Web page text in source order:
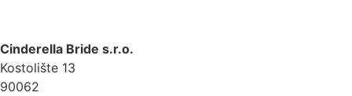
Cinderella Bride s.r.o.
Kostolište 13
90062